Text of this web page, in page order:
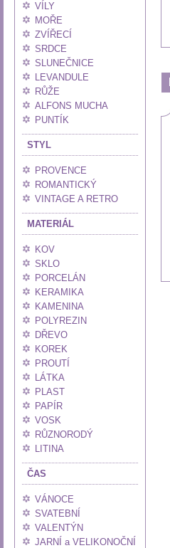
VÍLY
MOŘE
ZVÍŘECÍ
SRDCE
SLUNEČNICE
LEVANDULE
RŮŽE
ALFONS MUCHA
PUNTÍK
STYL
PROVENCE
ROMANTICKÝ
VINTAGE A RETRO
MATERIÁL
KOV
SKLO
PORCELÁN
KERAMIKA
KAMENINA
POLYREZIN
DŘEVO
KOREK
PROUTÍ
LÁTKA
PLAST
PAPÍR
VOSK
RŮZNORODÝ
LITINA
ČAS
VÁNOCE
SVATEBNÍ
VALENTÝN
JARNÍ a VELIKONOČNÍ